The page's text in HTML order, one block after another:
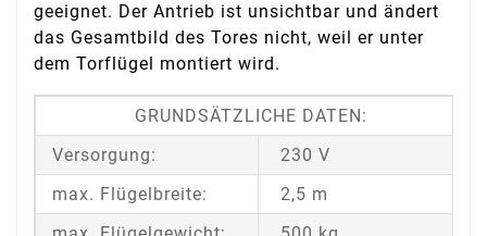
geeignet. Der Antrieb ist unsichtbar und ändert
das Gesamtbild des Tores nicht, weil er unter
dem Torflügel montiert wird.
GRUNDSÄTZLICHE DATEN:
Versorgung:
230 V
max. Flügelbreite:
2,5 m